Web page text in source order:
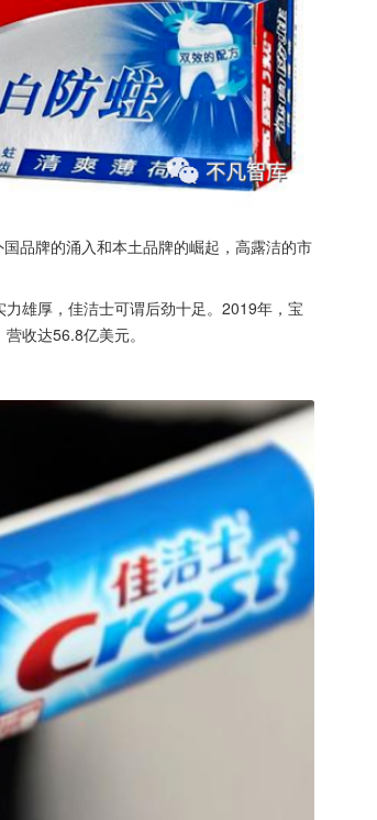
品牌的涌入和本土品牌的崛起，高露洁的市
雄厚，佳洁士可谓后劲十足。2019年，宝
收达56.8亿美元。